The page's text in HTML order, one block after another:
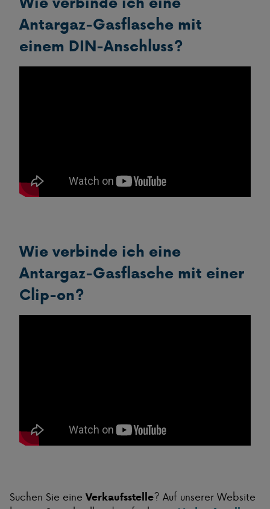
Antargaz-Gasflasche mit
einem DIN-Anschluss?
Wie verbinde ich eine
Antargaz-Gasflasche mit einer
Clip-on?
Suchen Sie eine Verkaufsstelle? Auf unserer Website